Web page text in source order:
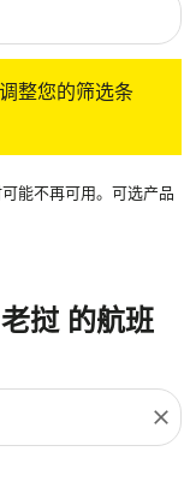
整您的筛选条
能不再可用。可选产品
挝 的航班
close